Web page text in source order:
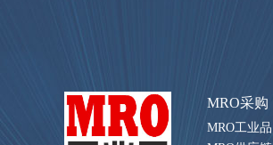
MRO采购
MRO工业品